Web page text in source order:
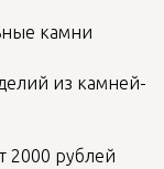
камни
из камней-
2000 рублей